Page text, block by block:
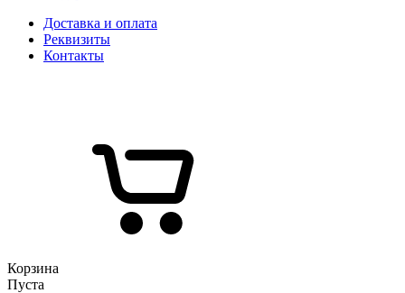
Доставка и оплата
Реквизиты
Контакты
Корзина
Пуста